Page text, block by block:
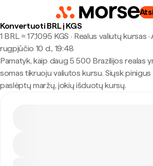
Konvertuoti BRL į KGS
1 BRL ≈ 17,1095 KGS · Realus valiutų kursas ·
rugpjūčio 10 d., 19:48
Pamatyk, kaip daug 5 500 Brazilijos realas
somas tikruoju valiutos kursu. Siųsk
paslėptų maržų, jokių išduotų kursų.